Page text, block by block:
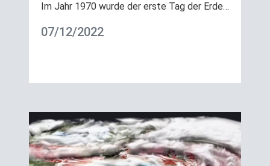
Im Jahr 1970 wurde der erste Tag der Erde…
07/12/2022